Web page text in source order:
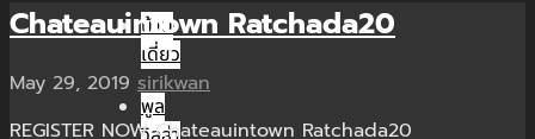
บ้าน
เดี่ยว
พูล
Chateauintown Ratchada20
May 29, 2019 sirikwan
REGISTER NOW Chateauintown Ratchada20